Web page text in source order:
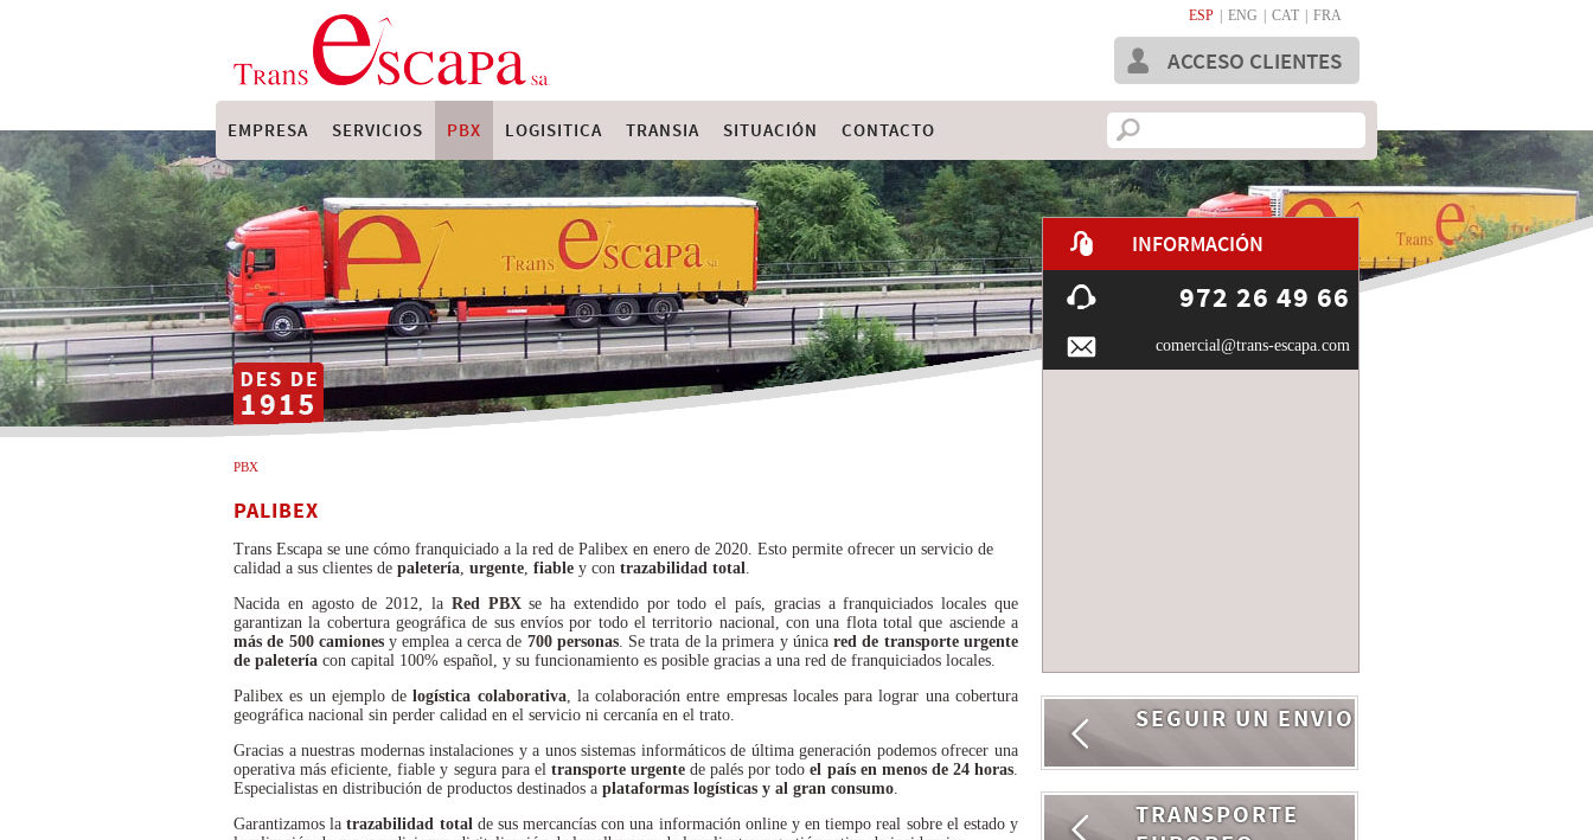
ESP ENG CAT FRA
ACCESO CLIENTES
EMPRESA SERVICIOS PBX LOGISITICA TRANSIA SITUACIÓN CONTACTO
PBX
PALIBEX
Trans Escapa se une cómo franquiciado a la red de Palibex en enero de 2020. Esto permite ofrecer un servicio de
calidad a sus clientes de paletería, urgente, fiable y con trazabilidad total.
Nacida en agosto de 2012, la Red PBXse ha extendido por todo el país, gracias a franquiciados locales que
garantizan la cobertura geográfica de sus envíos por todo el territorio nacional, con una flota total que asciende a
más de 500 camionesy emplea a cerca de 700 personas. Se trata de la primera y únicared de transporte urgente
de paletería con capital 100% español, y su funcionamiento es posible gracias a una red de franquiciados locales.
Palibex es un ejemplo delogística colaborativa, la colaboración entre empresas locales para lograr una cobertura
geográfica nacional sin perder calidad en el servicio ni cercanía en el trato.
Gracias a nuestras modernas instalaciones y a unos sistemas informáticos de última generación podemos ofrecer una
operativa más eficiente, fiable y segura para el transporte urgentede palés por todoel país en menos de 24 horas.
Especialistas en distribución de productos destinados a plataformas logísticas y al gran consumo.
Garantizamos latrazabilidad totalde sus mercancías con una información online y en tiempo real sobre el estado y
INFORMACIÓN
972 26 49 66
comercial@trans-escapa.com
SEGUIR UN ENVIO
TRANSPORTE